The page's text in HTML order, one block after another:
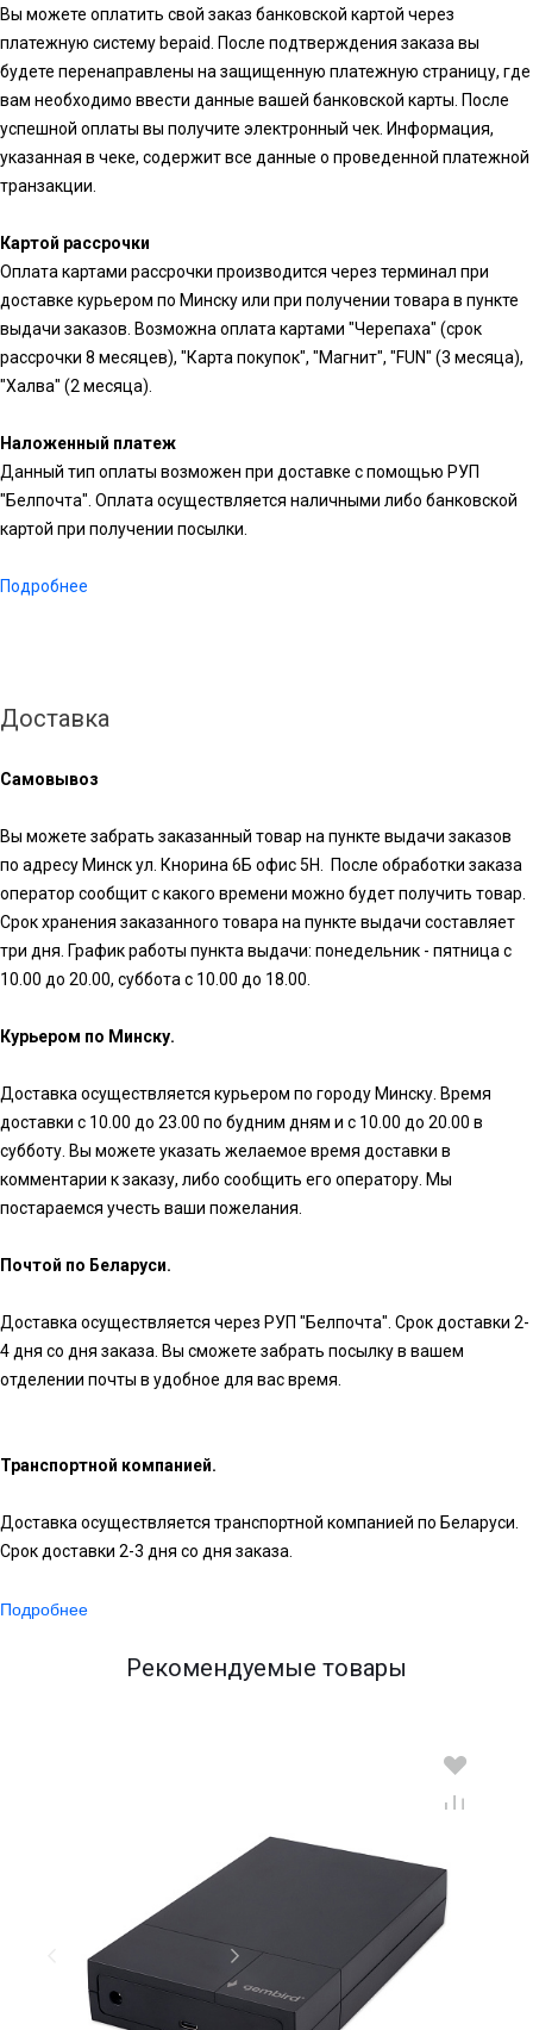
Вы можете оплатить свой заказ банковской картой через
платежную систему bepaid. После подтверждения заказа вы
будете перенаправлены на защищенную платежную страницу, где
вам необходимо ввести данные вашей банковской карты. После
успешной оплаты вы получите электронный чек. Информация,
указанная в чеке, содержит все данные о проведенной платежной
транзакции.
Картой рассрочки
Оплата картами рассрочки производится через терминал при
доставке курьером по Минску или при получении товара в пункте
выдачи заказов. Возможна оплата картами "Черепаха" (срок
рассрочки 8 месяцев), "Карта покупок", "Магнит", "FUN" (3 месяца),
"Халва" (2 месяца).
Наложенный платеж
Данный тип оплаты возможен при доставке с помощью РУП
"Белпочта". Оплата осуществляется наличными либо банковской
картой при получении посылки.
Подробнее
Доставка
Самовывоз
Вы можете забрать заказанный товар на пункте выдачи заказов
по адресу Минск ул. Кнорина 6Б офис 5Н. После обработки заказа
оператор сообщит с какого времени можно будет получить товар.
Срок хранения заказанного товара на пункте выдачи составляет
три дня. График работы пункта выдачи: понедельник - пятница с
10.00 до 20.00, суббота с 10.00 до 18.00.
Курьером по Минску.
Доставка осуществляется курьером по городу Минску. Время
доставки с 10.00 до 23.00 по будним дням и с 10.00 до 20.00 в
субботу. Вы можете указать желаемое время доставки в
комментарии к заказу, либо сообщить его оператору. Мы
постараемся учесть ваши пожелания.
Почтой по Беларуси.
Доставка осуществляется через РУП "Белпочта". Срок доставки 2-
4 дня со дня заказа. Вы сможете забрать посылку в вашем
отделении почты в удобное для вас время.
Транспортной компанией.
Доставка осуществляется транспортной компанией по Беларуси.
Срок доставки 2-3 дня со дня заказа.
Подробнее
Рекомендуемые товары